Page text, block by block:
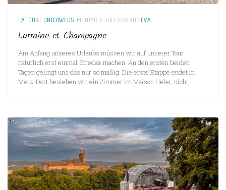
LA TOUR/UNTERWEGS MONTAG, 6. JULI 2026VON EVA
Lorraine et Champagne
Am Anfang unseres Urlaubs müssen wir auf unserer Tour
natürlich erst einmal Strecke machen. An den ersten beiden
Tagen gelingt uns das nur so mäßig. Die erste Etappe endet in
Metz. Dort beziehen wir ein Zimmer im Maison Heler, nicht...